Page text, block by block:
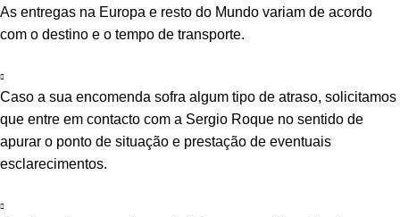
As entregas na Europa e resto do Mundo variam de acordo
com o destino e o tempo de transporte.
Caso a sua encomenda sofra algum tipo de atraso, solicitamos
que entre em contacto com a Sergio Roque no sentido de
apurar o ponto de situação e prestação de eventuais
esclarecimentos.